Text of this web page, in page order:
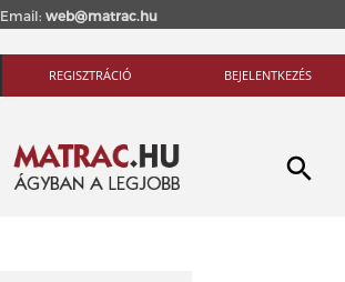
Email: web@matrac.hu
REGISZTRÁCIÓ BEJELENTKEZÉS